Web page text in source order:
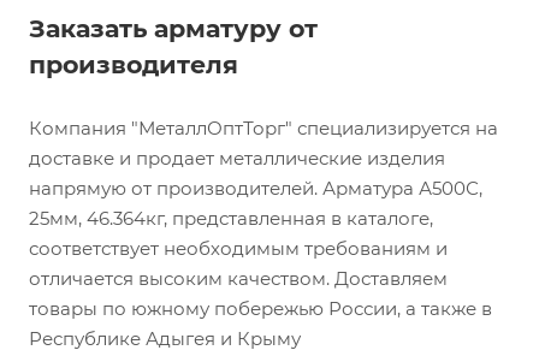
Заказать арматуру от
производителя
Компания "МеталлОптТорг" специализируется на
доставке и продает металлические изделия
напрямую от производителей. Арматура А500С,
25мм, 46.364кг, представленная в каталоге,
соответствует необходимым требованиям и
отличается высоким качеством. Доставляем
товары по южному побережью России, а также в
Республике Адыгея и Крыму